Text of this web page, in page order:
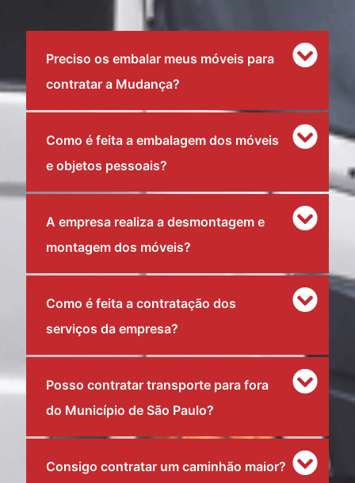
Preciso os embalar meus móveis para
contratar a Mudança?
Como é feita a embalagem dos móveis
e objetos pessoais?
A empresa realiza a desmontagem e
montagem dos móveis?
Como é feita a contratação dos
serviços da empresa?
Posso contratar transporte para fora
do Município de São Paulo?
Consigo contratar um caminhão maior?